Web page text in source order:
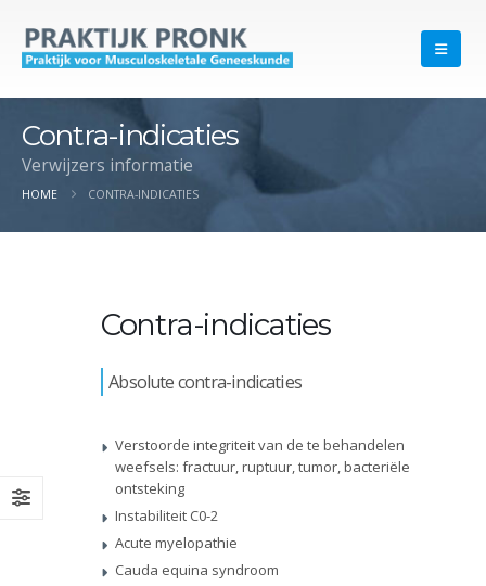
Contra-indicaties
Verwijzers informatie
HOME CONTRA-INDICATIES
Contra-indicaties
Absolute contra-indicaties
Verstoorde integriteit van de te behandelen
weefsels: fractuur, ruptuur, tumor, bacteriële
ontsteking
Instabiliteit C0-2
Acute myelopathie
Cauda equina syndroom